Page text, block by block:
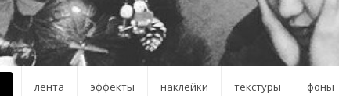
лента эффекты наклейки текстуры фоны